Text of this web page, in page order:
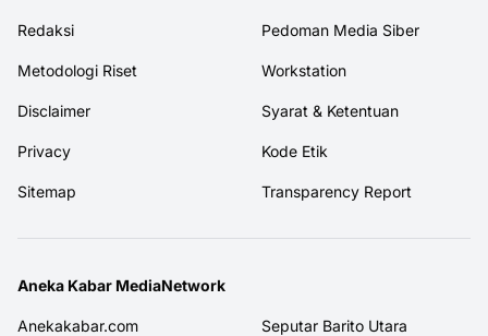
Redaksi Pedoman Media Siber
Metodologi Riset Workstation
Disclaimer Syarat & Ketentuan
Privacy Kode Etik
Sitemap Transparency Report
Aneka Kabar MediaNetwork
Anekakabar.com Seputar Barito Utara